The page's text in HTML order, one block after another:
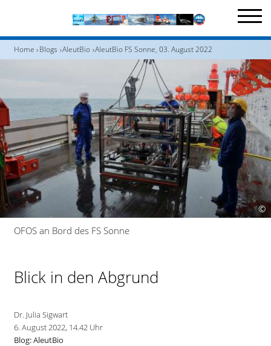
Home Blogs AleutBio AleutBio FS Sonne, 03. August 2022
©
OFOS an Bord des FS Sonne
Blick in den Abgrund
Dr. Julia Sigwart
6. August 2022, 14.42 Uhr
Blog: AleutBio